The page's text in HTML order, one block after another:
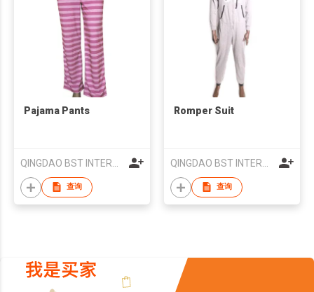
Pajama Pants
查询
Romper Suit
查询